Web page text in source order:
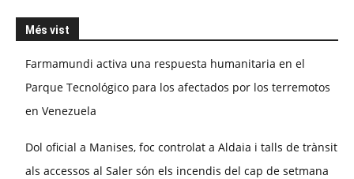
Més vist
Farmamundi activa una respuesta humanitaria en el
Parque Tecnológico para los afectados por los terremotos
en Venezuela
Dol oficial a Manises, foc controlat a Aldaia i talls de trànsit
als accessos al Saler són els incendis del cap de setmana